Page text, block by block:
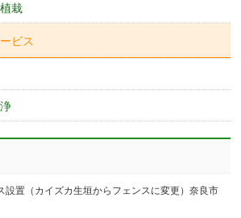
栽
ビス
設置（カイズカ生垣からフェンスに変更）奈良市